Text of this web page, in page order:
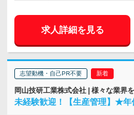
求人詳細を見る
志望動機・自己PR不要
岡山技研工業株式会社 | 様々な業界
未経験歓迎！【生産管理】★